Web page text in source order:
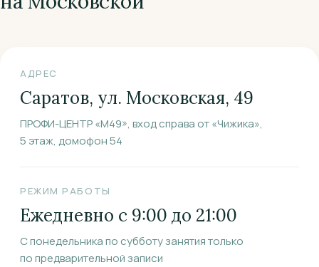
АДРЕС
Саратов, ул. Московская, 49
ПРОФИ-ЦЕНТР «М49», вход справа от «Чижика»,
5 этаж, домофон 54
РЕЖИМ РАБОТЫ
Ежедневно с 9:00 до 21:00
С понедельника по субботу занятия только
по предварительной записи